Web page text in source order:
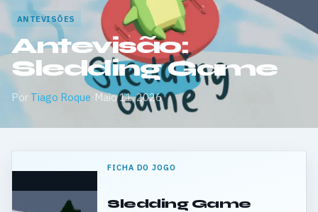
ANTEVISÕES
Antevisão:
Sledding Game
Por Tiago Roque· Maio 11, 2026
FICHA DO JOGO
Sledding Game